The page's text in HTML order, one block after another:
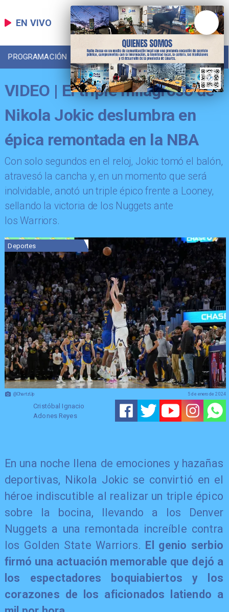
EN VIVO
PROGRAMACIÓN LOCAL DEPORTES
VIDEO | El triple milagroso de
Nikola Jokic deslumbra en
épica remontada en la NBA
Con solo segundos en el reloj, Jokic tomó el balón,
atravesó la cancha y, en un momento que será
inolvidable, anotó un triple épico frente a Looney,
sellando la victoria de los Nuggets ante
los Warriors.
@ChartzUp
Deportes
Cristóbal Ignacio
Adones Reyes
5 de enero de 2024
En una noche llena de emociones y hazañas
deportivas, Nikola Jokic se convirtió en el
héroe indiscutible al realizar un triple épico
sobre la bocina, llevando a los Denver
Nuggets a una remontada increíble contra
los Golden State Warriors. El genio serbio
firmó una actuación memorable que dejó a
los espectadores boquiabiertos y los
corazones de los aficionados latiendo a